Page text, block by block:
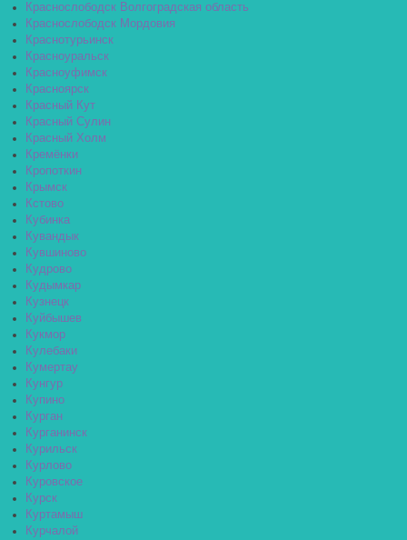
Краснослободск Волгоградская область
Краснослободск Мордовия
Краснотурьинск
Красноуральск
Красноуфимск
Красноярск
Красный Кут
Красный Сулин
Красный Холм
Кремёнки
Кропоткин
Крымск
Кстово
Кубинка
Кувандык
Кувшиново
Кудрово
Кудымкар
Кузнецк
Куйбышев
Кукмор
Кулебаки
Кумертау
Кунгур
Купино
Курган
Курганинск
Курильск
Курлово
Куровское
Курск
Куртамыш
Курчалой